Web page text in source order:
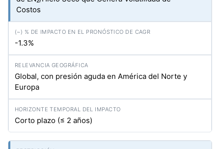
Costos
-1.3%
Global, con presión aguda en América del Norte y
Europa
Corto plazo (≤ 2 años)